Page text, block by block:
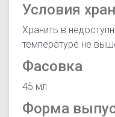
Условия
Хранить в
температуре не
Фасовка
45 мл
Форма